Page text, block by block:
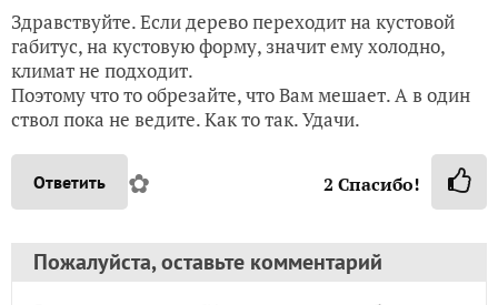
Здравствуйте. Если дерево переходит на кустовой
габитус, на кустовую форму, значит ему холодно,
климат не подходит.
Поэтому что то обрезайте, что Вам мешает. А в один
ствол пока не ведите. Как то так. Удачи.
Ответить ✿ 2 Спасибо!
Пожалуйста, оставьте комментарий